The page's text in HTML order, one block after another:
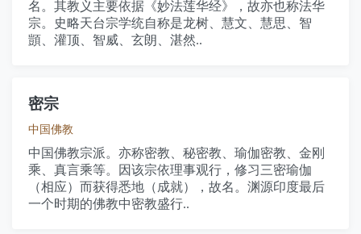
名。其教义主要依据《妙法莲华经》，故亦也称法华
宗。史略天台宗学统自称是龙树、慧文、慧思、智
顗、灌顶、智威、玄朗、湛然..
密宗
中国佛教
中国佛教宗派。亦称密教、秘密教、瑜伽密教、金刚
乘、真言乘等。因该宗依理事观行，修习三密瑜伽
（相应）而获得悉地（成就），故名。渊源印度最后
一个时期的佛教中密教盛行..